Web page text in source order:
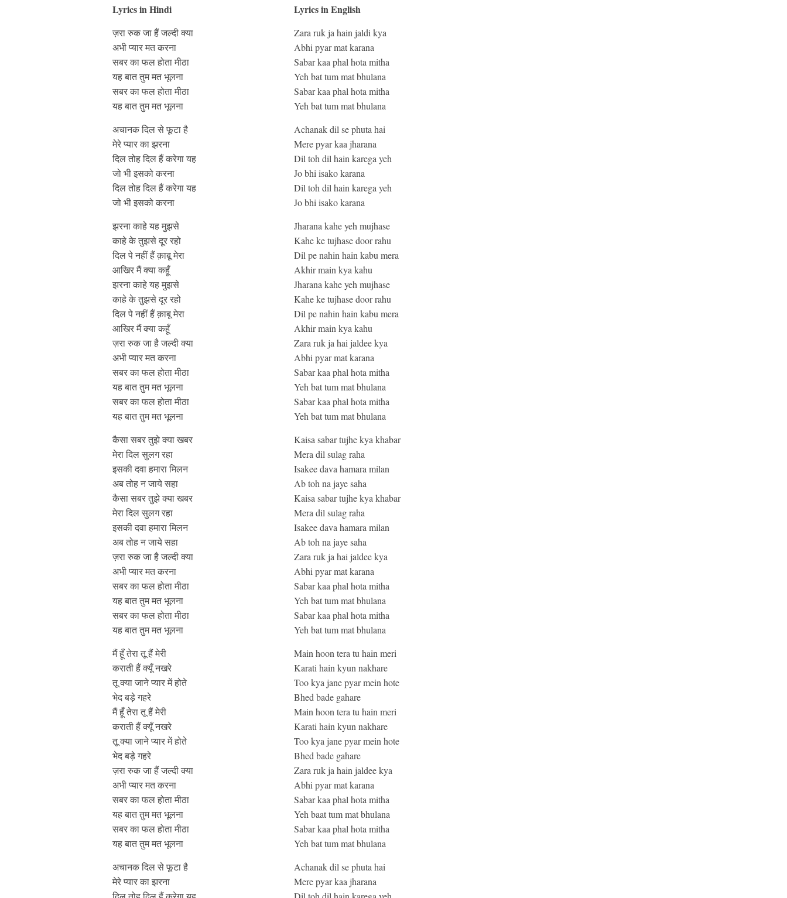
Lyrics in Hindi
ज़रा रुक जा हैं जल्दी क्या
अभी प्यार मत करना
सबर का फल होता मीठा
यह बात तुम मत भूलना
सबर का फल होता मीठा
यह बात तुम मत भूलना
अचानक दिल से फूटा है
मेरे प्यार का झरना
दिल तोह दिल हैं करेगा यह
जो भी इसको करना
दिल तोह दिल हैं करेगा यह
जो भी इसको करना
झरना काहे यह मुझसे
काहे के तुझसे दूर रहो
दिल पे नहीं हैं क़ाबू मेरा
आखिर मैं क्या कहूँ
झरना काहे यह मुझसे
काहे के तुझसे दूर रहो
दिल पे नहीं हैं क़ाबू मेरा
आखिर मैं क्या कहूँ
ज़रा रुक जा है जल्दी क्या
अभी प्यार मत करना
सबर का फल होता मीठा
यह बात तुम मत भूलना
सबर का फल होता मीठा
यह बात तुम मत भूलना
कैसा सबर तुझे क्या खबर
मेरा दिल सुलग रहा
इसकी दवा हमारा मिलन
अब तोह न जाये सहा
कैसा सबर तुझे क्या खबर
मेरा दिल सुलग रहा
इसकी दवा हमारा मिलन
अब तोह न जाये सहा
ज़रा रुक जा है जल्दी क्या
अभी प्यार मत करना
सबर का फल होता मीठा
यह बात तुम मत भूलना
सबर का फल होता मीठा
यह बात तुम मत भूलना
मैं हूँ तेरा तू हैं मेरी
कराती हैं क्यूँ नखरे
तू क्या जाने प्यार में होते
भेद बड़े गहरे
मैं हूँ तेरा तू हैं मेरी
कराती हैं क्यूँ नखरे
तू क्या जाने प्यार में होते
भेद बड़े गहरे
ज़रा रुक जा हैं जल्दी क्या
अभी प्यार मत करना
सबर का फल होता मीठा
यह बात तुम मत भूलना
सबर का फल होता मीठा
यह बात तुम मत भूलना
अचानक दिल से फूटा है
मेरे प्यार का झरना
Lyrics in English
Zara ruk ja hain jaldi kya
Abhi pyar mat karana
Sabar kaa phal hota mitha
Yeh bat tum mat bhulana
Sabar kaa phal hota mitha
Yeh bat tum mat bhulana
Achanak dil se phuta hai
Mere pyar kaa jharana
Dil toh dil hain karega yeh
Jo bhi isako karana
Dil toh dil hain karega yeh
Jo bhi isako karana
Jharana kahe yeh mujhase
Kahe ke tujhase door rahu
Dil pe nahin hain kabu mera
Akhir main kya kahu
Jharana kahe yeh mujhase
Kahe ke tujhase door rahu
Dil pe nahin hain kabu mera
Akhir main kya kahu
Zara ruk ja hai jaldee kya
Abhi pyar mat karana
Sabar kaa phal hota mitha
Yeh bat tum mat bhulana
Sabar kaa phal hota mitha
Yeh bat tum mat bhulana
Kaisa sabar tujhe kya khabar
Mera dil sulag raha
Isakee dava hamara milan
Ab toh na jaye saha
Kaisa sabar tujhe kya khabar
Mera dil sulag raha
Isakee dava hamara milan
Ab toh na jaye saha
Zara ruk ja hai jaldee kya
Abhi pyar mat karana
Sabar kaa phal hota mitha
Yeh bat tum mat bhulana
Sabar kaa phal hota mitha
Yeh bat tum mat bhulana
Main hoon tera tu hain meri
Karati hain kyun nakhare
Too kya jane pyar mein hote
Bhed bade gahare
Main hoon tera tu hain meri
Karati hain kyun nakhare
Too kya jane pyar mein hote
Bhed bade gahare
Zara ruk ja hain jaldee kya
Abhi pyar mat karana
Sabar kaa phal hota mitha
Yeh baat tum mat bhulana
Sabar kaa phal hota mitha
Yeh bat tum mat bhulana
Achanak dil se phuta hai
Mere pyar kaa jharana